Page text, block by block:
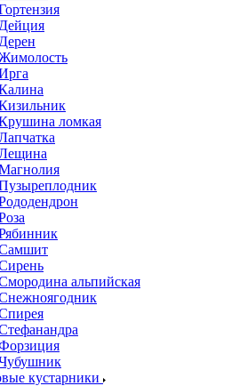
Дейция
Дерен
ломкая
альпийская
кустарники